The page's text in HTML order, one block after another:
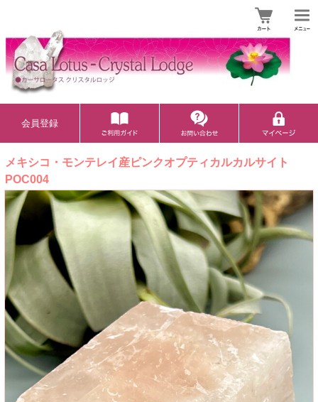
会員登録
メキシコ・モンテレイ産ピンクオプティカルカルサイト
POC004